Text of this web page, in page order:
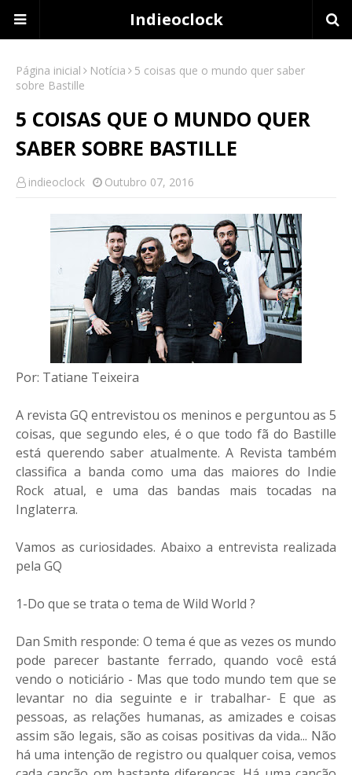
Indieoclock
Página inicial Notícia
5 coisas que o mundo quer saber
sobre Bastille
5 COISAS QUE O MUNDO QUER
SABER SOBRE BASTILLE
indieoclock Outubro 07, 2016
Por: Tatiane Teixeira
A revista GQ entrevistou os meninos e perguntou as 5
coisas, que segundo eles, é o que todo fã do Bastille
está querendo saber atualmente. A Revista também
classifica a banda como uma das maiores do Indie
Rock atual, e uma das bandas mais tocadas na
Inglaterra.
Vamos as curiosidades. Abaixo a entrevista realizada
pela GQ
1-Do que se trata o tema de Wild World ?
Dan Smith responde: O tema é que as vezes os mundo
pode parecer bastante ferrado, quando você está
vendo o noticiário - Mas que todo mundo tem que se
levantar no dia seguinte e ir trabalhar- E que as
pessoas, as relações humanas, as amizades e coisas
assim são legais, são as coisas positivas da vida... Não
há uma intenção de registro ou qualquer coisa, vemos